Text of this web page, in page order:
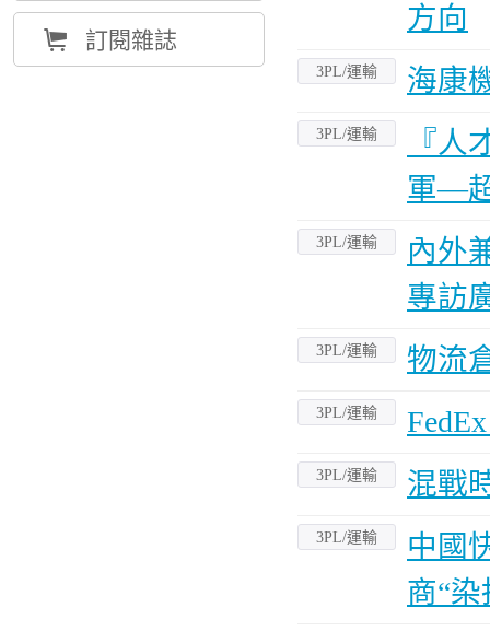
Å 訂閱雜誌
方向
3PL/運輸 海康
3PL/運輸
『
軍—
3PL/運輸
內外
專訪
3PL/運輸 物流
3PL/運輸
3PL/運輸 混戰
3PL/運輸
中國
商“